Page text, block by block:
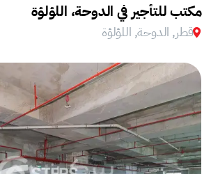
مكتب للتأجير في الدوحة، اللؤلؤة
قطر, الدوحة, اللؤلؤة